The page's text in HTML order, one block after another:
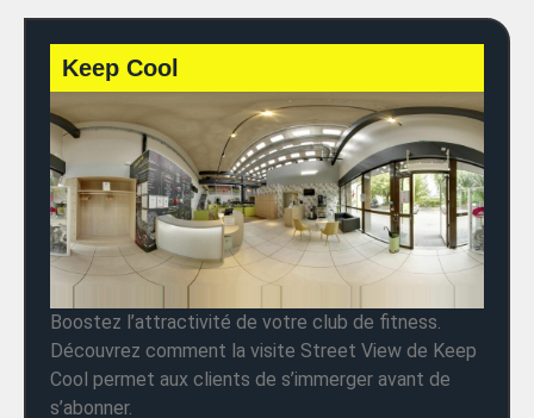
Keep Cool
Boostez l’attractivité de votre club de fitness.
Découvrez comment la visite Street View de Keep
Cool permet aux clients de s’immerger avant de
s’abonner.